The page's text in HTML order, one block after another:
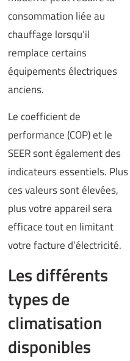
consommation liée au
chauffage lorsqu’il
remplace certains
équipements électriques
anciens.
Le coefficient de
performance (COP) et le
SEER sont également des
indicateurs essentiels. Plus
ces valeurs sont élevées,
plus votre appareil sera
efficace tout en limitant
votre facture d’électricité.
Les différents
types de
climatisation
disponibles